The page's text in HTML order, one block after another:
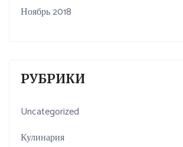
Ноябрь 2018
РУБРИКИ
Uncategorized
Кулинария